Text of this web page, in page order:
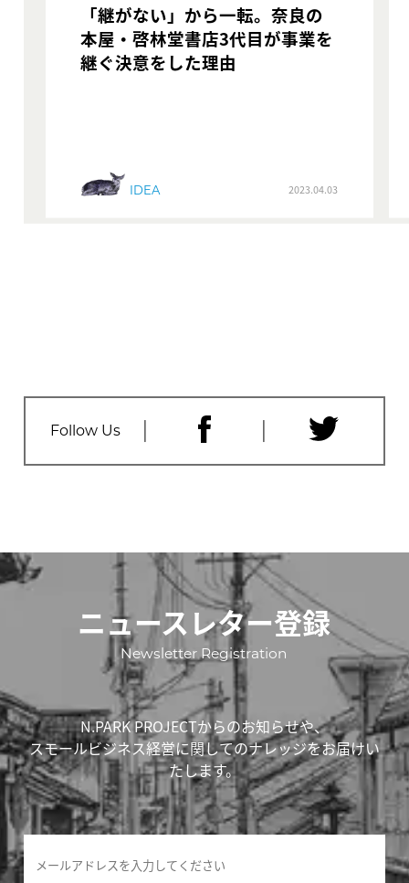
「継がない」から一転。奈良の
本屋・啓林堂書店3代目が事業を
継ぐ決意をした理由
IDEA 2023.04.03
Follow Us
ニュースレター登録
Newsletter Registration
N.PARK PROJECTからのお知らせや、
スモールビジネス経営に関してのナレッジをお届けい
たします。